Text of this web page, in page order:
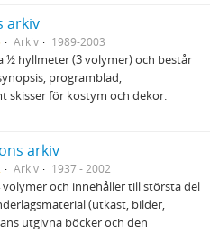
arkiv
Arkiv 1989-2003
½ hyllmeter (3 volymer) och består
programblad,
skisser för kostym och dekor.
arkiv
Arkiv 1937 - 2002
och innehåller till största del
(utkast, bilder,
utgivna böcker och den